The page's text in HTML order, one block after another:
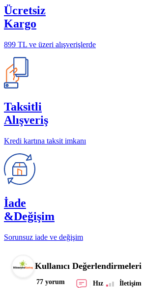
Ücretsiz
Kargo
899 TL ve üzeri alışverişlerde
Taksitli
Alışveriş
Kredi kartına taksit imkanı
İade
&Değişim
Sorunsuz iade ve değişim
Kullanıcı Değerlendirmeleri
77 yorum Hız İletişim